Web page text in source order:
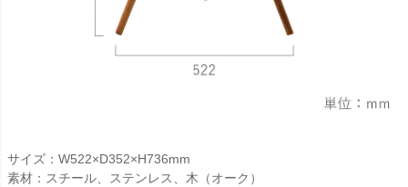
サイズ：W522×D352×H736mm
素材：スチール、ステンレス、木（オーク）